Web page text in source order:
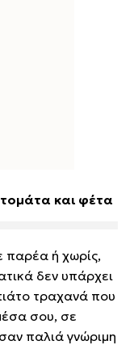
και φέτα
παρέα ή χωρίς,
δεν υπάρχει
τραχανά που
σου, σε
παλιά γνώριμη